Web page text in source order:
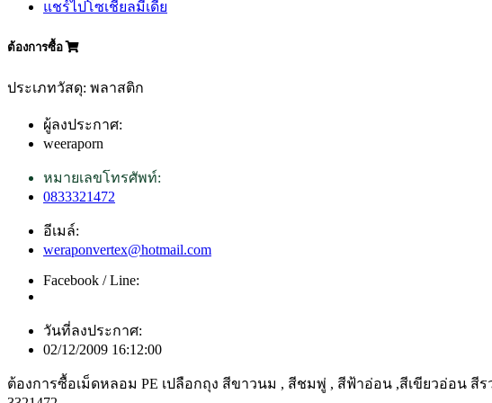
แชร์ไปโซเชียลมีเดีย
ต้องการซื้อ
ประเภทวัสดุ: พลาสติก
ผู้ลงประกาศ:
weeraporn
หมายเลขโทรศัพท์:
0833321472
อีเมล์:
weraponvertex@hotmail.com
Facebook / Line:
วันที่ลงประกาศ:
02/12/2009 16:12:00
ต้องการซื้อเม็ดหลอม PE เปลือกถุง สีขาวนม , สีชมพู่ , สีฟ้าอ่อน ,สีเขียวอ่อน สี